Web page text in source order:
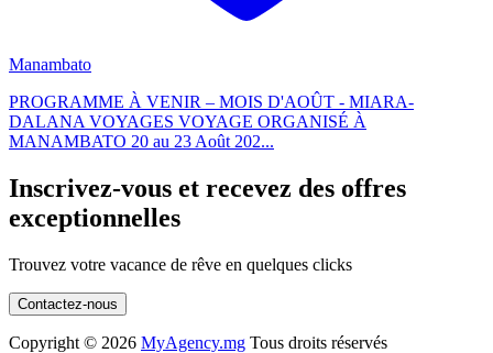
Manambato
PROGRAMME À VENIR – MOIS D'AOÛT - MIARA-
DALANA VOYAGES VOYAGE ORGANISÉ À
MANAMBATO 20 au 23 Août 202...
Inscrivez-vous et recevez des offres
exceptionnelles
Trouvez votre vacance de rêve en quelques clicks
Contactez-nous
Copyright © 2026 MyAgency.mg Tous droits réservés